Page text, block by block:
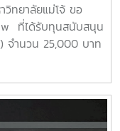
วิทยาลัยแม่โจ้ ขอ
ที่ได้รับทุนสนับสนุน
ำนวน 25,000 บาท
ณ อาคาร
เหนือ) จังหวัด